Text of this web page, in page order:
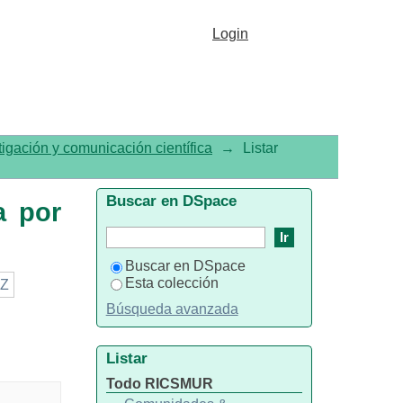
por tema "SARS-CoV-
Login
y comunicación científica →
Listar
por
Z
Buscar en DSpace
Buscar en DSpace
Esta colección
Búsqueda avanzada
Listar
Todo RICSMUR